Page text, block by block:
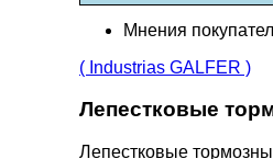
Мнения
( Industrias GALFER )
Лепестковые
Лепестковые